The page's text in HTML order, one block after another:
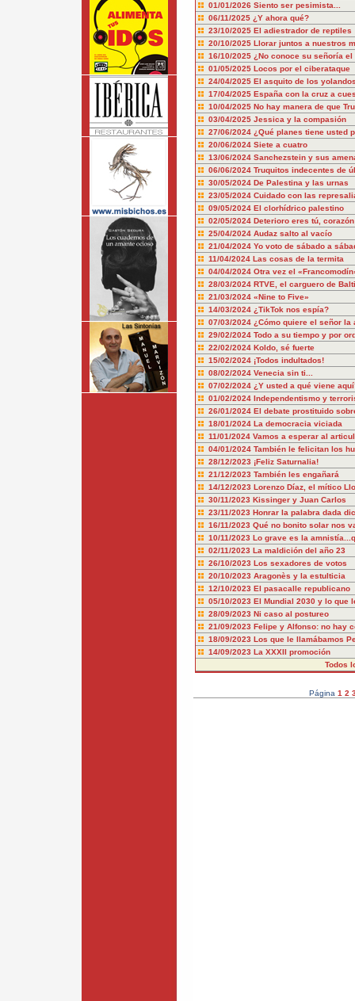
01/01/2026 Siento ser pesimista...
06/11/2025 ¿Y ahora qué?
23/10/2025 El adiestrador de reptiles
20/10/2025 Llorar juntos a nuestros
16/10/2025 ¿No conoce su señoría
01/05/2025 Locos por el ciberataque
24/04/2025 El asquito de los
17/04/2025 España con la cruz a
10/04/2025 No hay manera de que
03/04/2025 Jessica y la compasión
27/06/2024 ¿Qué planes tiene usted
20/06/2024 Siete a cuatro
13/06/2024 Sanchezstein y sus
06/06/2024 Truquitos indecentes de
30/05/2024 De Palestina y las urnas
23/05/2024 Cuidado con las
09/05/2024 El clorhídrico palestino
02/05/2024 Deterioro eres tú, corazón
25/04/2024 Audaz salto al vacío
21/04/2024 Yo voto de sábado a
11/04/2024 Las cosas de la termita
04/04/2024 Otra vez el
28/03/2024 RTVE, el carguero de
21/03/2024 «Nine to Five»
14/03/2024 ¿TikTok nos espía?
07/03/2024 ¿Cómo quiere el señor la
29/02/2024 Todo a su tiempo y por
22/02/2024 Koldo, sé fuerte
15/02/2024 ¡Todos indultados!
08/02/2024 Venecia sin ti...
07/02/2024 ¿Y usted a qué viene
01/02/2024 Independentismo y
26/01/2024 El debate prostituido
18/01/2024 La democracia viciada
11/01/2024 Vamos a esperar al
04/01/2024 También le felicitan los
28/12/2023 ¡Feliz Saturnalia!
21/12/2023 También les engañará
14/12/2023 Lorenzo Díaz, el mítico
30/11/2023 Kissinger y Juan Carlos
23/11/2023 Honrar la palabra dada
16/11/2023 Qué no bonito solar nos
10/11/2023 Lo grave es la
02/11/2023 La maldición del año 23
26/10/2023 Los sexadores de votos
20/10/2023 Aragonès y la estulticia
12/10/2023 El pasacalle republicano
05/10/2023 El Mundial 2030 y lo que
28/09/2023 Ni caso al postureo
21/09/2023 Felipe y Alfonso: no hay
18/09/2023 Los que le llamábamos
14/09/2023 La XXXII promoción
Todos
Página 1 2